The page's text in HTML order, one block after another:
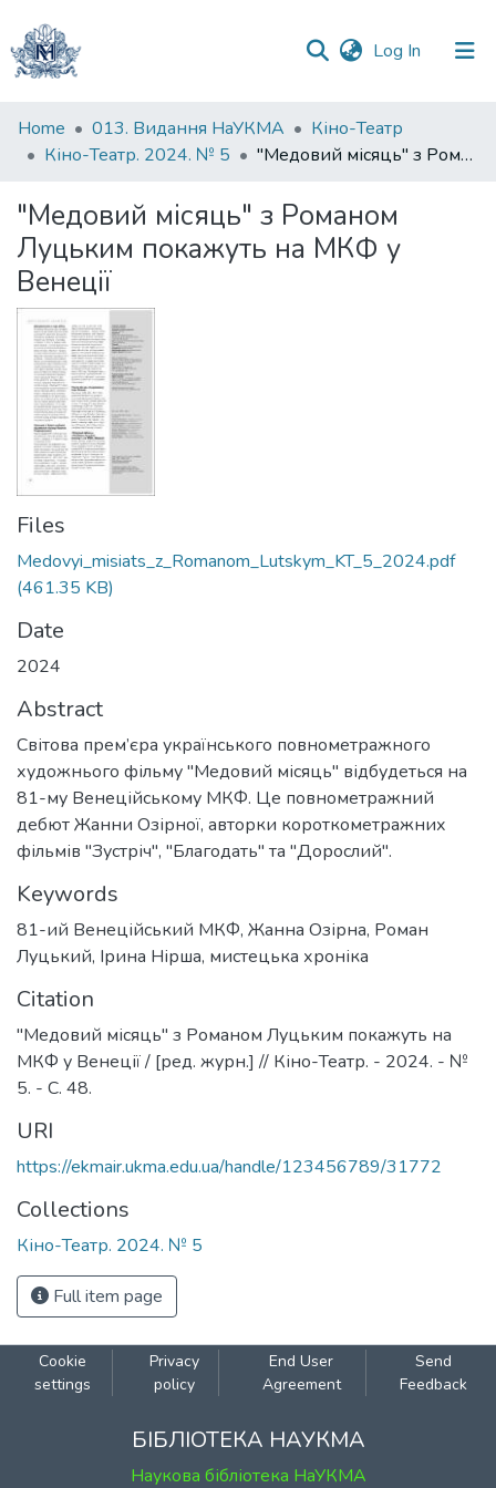
Log In (current)
Communities
&
All of DSpace
Statistics
Home 013. Видання НаУКМА
Кіно-Театр
Кіно-Театр. 2024. № 5
"Медовий місяць" з Романом Луцьким покажуть на МКФ у Венеції
"Медовий місяць" з Романом
Луцьким покажуть на МКФ у
Венеції
Files
Medovyi_misiats_z_Romanom_Lutskym_KT_5_2024.pdf
(461.35 KB)
Date
2024
Abstract
Світова прем’єра українського повнометражного
художнього фільму "Медовий місяць" відбудеться на
81-му Венеційському МКФ. Це повнометражний
дебют Жанни Озірної, авторки короткометражних
фільмів "Зустріч", "Благодать" та "Дорослий".
Keywords
81-ий Венеційський МКФ, Жанна Озірна, Роман
Луцький, Ірина Нірша, мистецька хроніка
Citation
"Медовий місяць" з Романом Луцьким покажуть на
МКФ у Венеції / [ред. журн.] // Кіно-Театр. - 2024. - №
5. - C. 48.
URI
https://ekmair.ukma.edu.ua/handle/123456789/31772
Collections
Кіно-Театр. 2024. № 5
Full item page
Cookie
settings
Privacy
policy
End User
Agreement
Send
Feedback
БІБЛІОТЕКА НАУКМА
Наукова бібліотека НаУКМА